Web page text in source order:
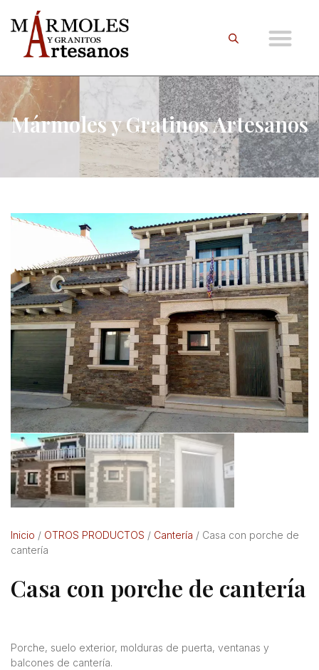
Mármoles y Gratinos Artesanos
Inicio / OTROS PRODUCTOS / Cantería / Casa con porche de
cantería
Casa con porche de cantería
Porche, suelo exterior, molduras de puerta, ventanas y
balcones de cantería.